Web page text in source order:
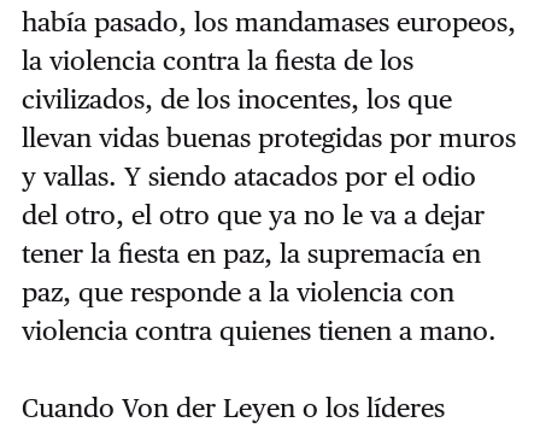
había pasado, los mandamases europeos,
la violencia contra la fiesta de los
civilizados, de los inocentes, los que
llevan vidas buenas protegidas por muros
y vallas. Y siendo atacados por el odio
del otro, el otro que ya no le va a dejar
tener la fiesta en paz, la supremacía en
paz, que responde a la violencia con
violencia contra quienes tienen a mano.
Cuando Von der Leyen o los líderes